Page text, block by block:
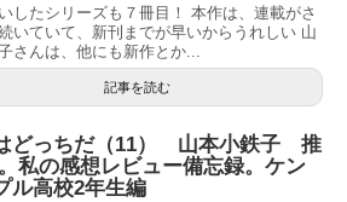
したシリーズも７冊目！ 本作は、連載がさ
いていて、新刊までが早いからうれしい 山
さんは、他にも新作とか...
記事を読む
どっちだ（11） 山本小鉄子 推
私の感想レビュー備忘録。ケン
ル高校2年生編